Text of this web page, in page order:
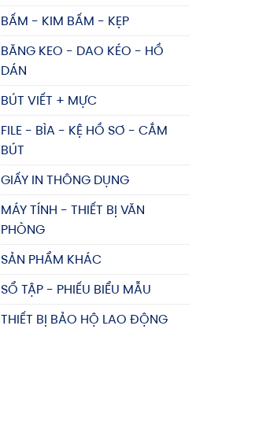
BẤM - KIM BẤM - KẸP
BĂNG KEO - DAO KÉO - HỒ
DÁN
BÚT VIẾT + MỰC
FILE - BÌA - KỆ HỒ SƠ - CẮM
BÚT
GIẤY IN THÔNG DỤNG
MÁY TÍNH - THIẾT BỊ VĂN
PHÒNG
SẢN PHẨM KHÁC
SỔ TẬP - PHIẾU BIỂU MẪU
THIẾT BỊ BẢO HỘ LAO ĐỘNG